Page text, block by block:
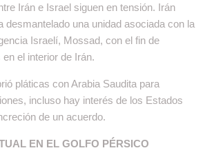
Irán e Israel siguen en tensión. Irán
desmantelado una unidad asociada con la
Israelí, Mossad, con el fin de
el interior de Irán.
pláticas con Arabia Saudita para
incluso hay interés de los Estados
de un acuerdo.
EN EL GOLFO PÉRSICO